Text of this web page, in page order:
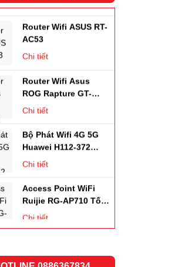
SMA-Ntype
Router Wifi ASUS RT-
AC53
Chi tiết
ROG Rapture GT-
AX11000 Wifi 6
Chi tiết
Huawei H112-372
,tốc Độ 2.33Gbps,
Chi tiết
Ruijie RG-AP710 Tốc
Độ 1167Mbps. Chịu
Chi tiết